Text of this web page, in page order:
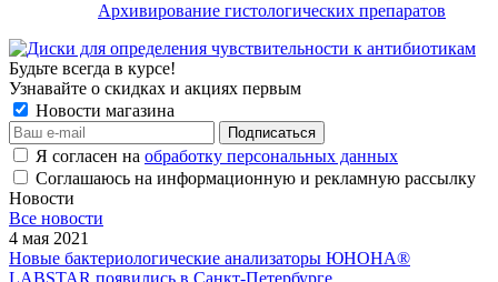
Архивирование гистологических препаратов
Будьте всегда в курсе!
Узнавайте о скидках и акциях первым
Новости магазина
Я согласен на обработку персональных данных
Соглашаюсь на информационную и рекламную рассылку
Новости
Все новости
4 мая 2021
Новые бактериологические анализаторы ЮНОНА®